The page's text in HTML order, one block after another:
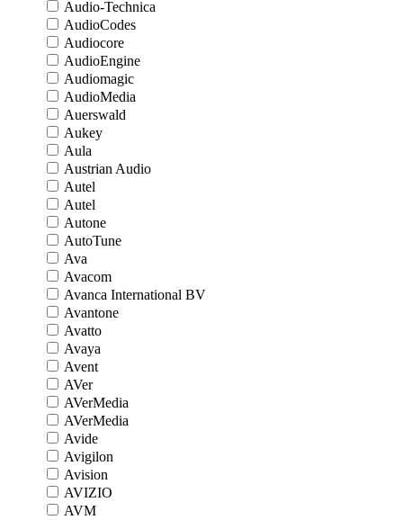
Audio-Technica
AudioCodes
Audiocore
AudioEngine
Audiomagic
AudioMedia
Auerswald
Aukey
Aula
Austrian Audio
Autel
Autel
Autone
AutoTune
Ava
Avacom
Avanca International BV
Avantone
Avatto
Avaya
Avent
AVer
AVerMedia
AVerMedia
Avide
Avigilon
Avision
AVIZIO
AVM